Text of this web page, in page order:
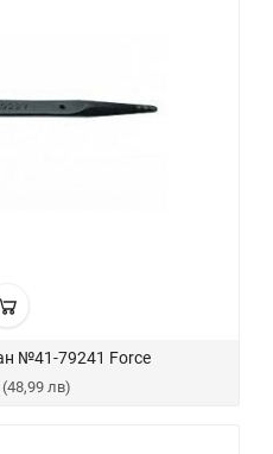
№41-79241 Force
(48,99 лв)